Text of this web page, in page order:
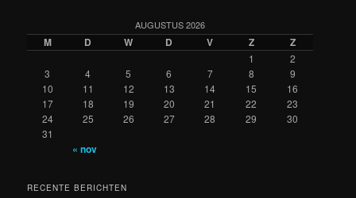
AUGUSTUS 2026
M D W D V Z Z
1
2
3
4 5 6 7 8
9
10
11 12 13 14 15
16
17
18 19 20 21 22
23
24
25 26 27 28 29
30
31
« nov
RECENTE BERICHTEN